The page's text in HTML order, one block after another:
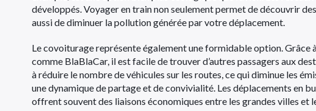
développés. Voyager en train non seulement permet de découvrir
aussi de diminuer la pollution générée par votre déplacement.
Le covoiturage représente également une formidable option. Grâce
comme BlaBlaCar, il est facile de trouver d’autres passagers aux
à réduire le nombre de véhicules sur les routes, ce qui diminue les
une dynamique de partage et de convivialité. Les déplacements en
offrent souvent des liaisons économiques entre les grandes villes et